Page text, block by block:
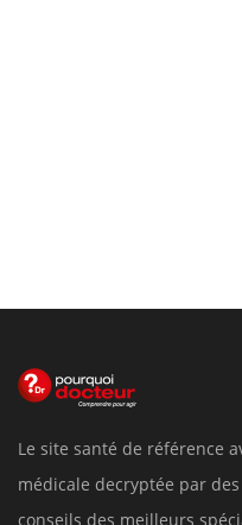
Le site santé de référence
médicale decryptée par
conseils des meilleurs